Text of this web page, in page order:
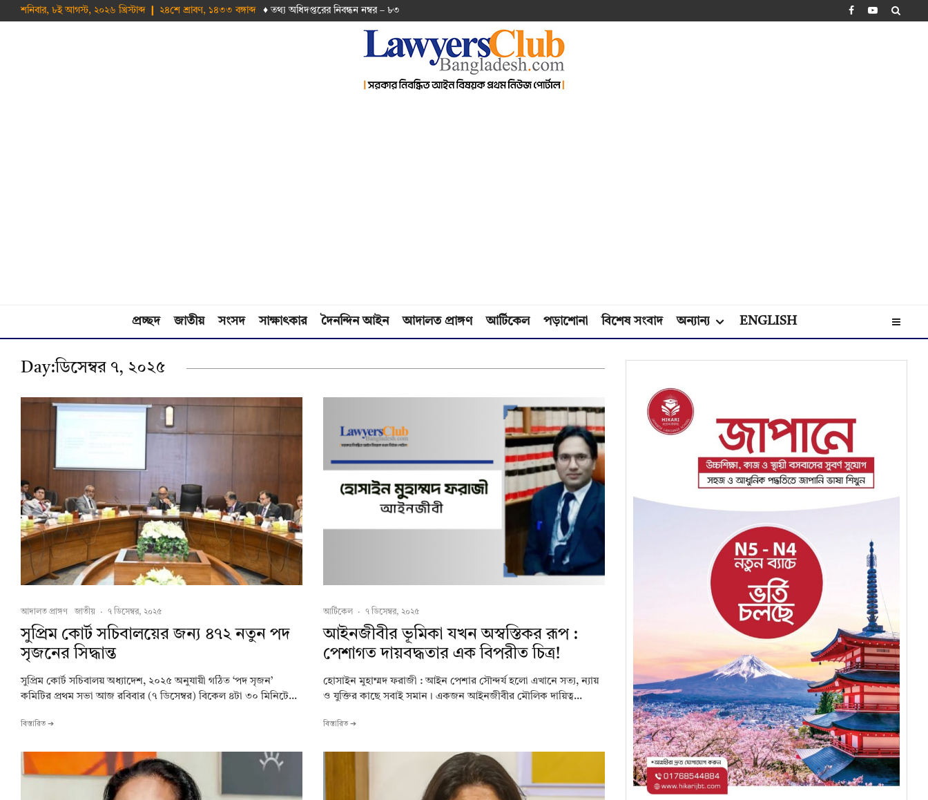
শনিবার, ৮ই আগস্ট, ২০২৬ খ্রিস্টাব্দ ❙ ২৪শে শ্রাবণ, ১৪৩৩ বঙ্গাব্দ ♦ তথ‌্য অ‌ধিদপ্ত‌রের নিবন্ধন নম্বর – ৮৩
প্রচ্ছদ জাতীয় সংসদ সাক্ষাৎকার দৈনন্দিন আইন আদালত প্রাঙ্গণ আর্টিকেল পড়াশোনা বিশেষ সংবাদ অন্যান্য ENGLISH
Day:ডিসেম্বর ৭, ২০২৫
আদালত প্রাঙ্গণ জাতীয় · ৭ ডিসেম্বর, ২০২৫
সুপ্রিম কোর্ট সচিবালয়ের জন্য ৪৭২ নতুন পদ
সৃজনের সিদ্ধান্ত
সুপ্রিম কোর্ট সচিবালয় অধ্যাদেশ, ২০২৫ অনুযায়ী গঠিত ‘পদ সৃজন’
কমিটির প্রথম সভা আজ রবিবার (৭ ডিসেম্বর) বিকেল ৪টা ৩০ মিনিটে...
বিস্তারিত ➔
আর্টিকেল · ৭ ডিসেম্বর, ২০২৫
আইনজীবীর ভূমিকা যখন অস্বস্তিকর রূপ :
পেশাগত দায়বদ্ধতার এক বিপরীত চিত্র!
হোসাইন মুহাম্মদ ফরাজী : আইন পেশার সৌন্দর্য হলো এখানে সত্য, ন্যায়
ও যুক্তির কাছে সবাই সমান। একজন আইনজীবীর মৌলিক দায়িত্ব...
বিস্তারিত ➔